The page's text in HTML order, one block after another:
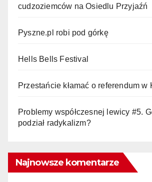
cudzoziemców na Osiedlu Przyjaźń
Pyszne.pl robi pod górkę
Hells Bells Festival
Przestańcie kłamać o referendum w
Problemy współczesnej lewicy #5.
podział radykalizm?
Najnowsze komentarze